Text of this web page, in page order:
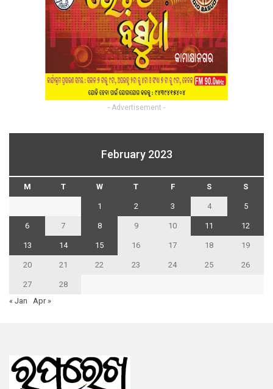
- Advertisement -
February 2023
M T W T F S S
1 2 3 4 5
6 7 8 9 10 11 12
13 14 15 16 17 18 19
20 21 22 23 24 25 26
27
28
« Jan
Apr »